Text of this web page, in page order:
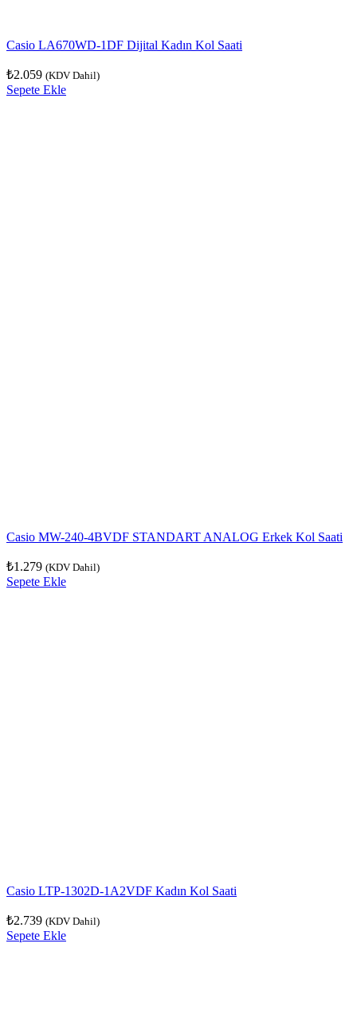
Casio LA670WD-1DF Dijital Kadın Kol Saati
₺2.059 (KDV Dahil)
Sepete Ekle
Casio MW-240-4BVDF STANDART ANALOG Erkek Kol Saati
₺1.279 (KDV Dahil)
Sepete Ekle
Casio LTP-1302D-1A2VDF Kadın Kol Saati
₺2.739 (KDV Dahil)
Sepete Ekle